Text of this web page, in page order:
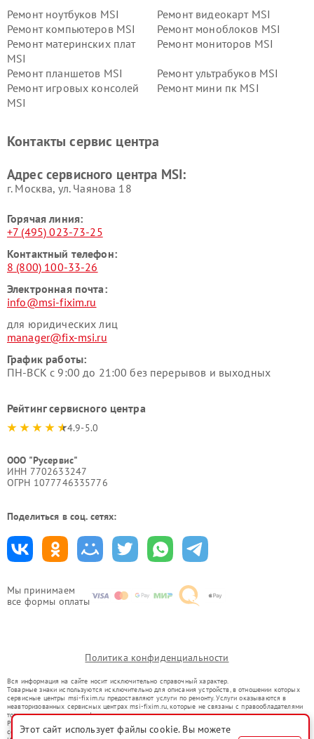
Мы принимаем
все формы оплаты
Ремонт ноутбуков MSI
Ремонт видеокарт MSI
Ремонт компьютеров MSI
Ремонт моноблоков MSI
Ремонт материнских плат
MSI
Ремонт мониторов MSI
Ремонт планшетов MSI
Ремонт ультрабуков MSI
Ремонт игровых консолей
MSI
Ремонт мини пк MSI
Контакты сервис центра
Адрес сервисного центра MSI:
г. Москва, ул. Чаянова 18
Горячая линия:
+7 (495) 023-73-25
Контактный телефон:
8 (800) 100-33-26
Электронная почта:
info@msi-fixim.ru
для юридических лиц
manager@fix-msi.ru
График работы:
ПН-ВСК с 9:00 до 21:00 без перерывов и выходных
Рейтинг сервисного центра
4.9-5.0
ООО "Русервис"
ИНН 7702633247
ОГРН 1077746335776
Поделиться в соц. сетях:
Политика конфиденциальности
Вся информация на сайте носит исключительно справочный характер.
Товарные знаки используются исключительно для описания устройств, в отношении которых
сервисные центры msi-fixim.ru предоставляют услуги по ремонту. Услуги оказываются в
неавторизованных сервисных центрах msi-fixim.ru, которые не связаны с правообладателями
товарных знаков или их официальными представителями.
Ремонт осуществляется для устройств, уже введенных в гражданский оборот в соответствии
со статьей 1487 ГК РФ.
Этот сайт использует файлы cookie. Вы можете